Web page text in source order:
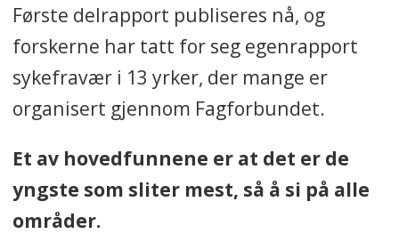
Første delrapport publiseres nå, og
forskerne har tatt for seg egenrapport
sykefravær i 13 yrker, der mange er
organisert gjennom Fagforbundet.
Et av hovedfunnene er at det er de
yngste som sliter mest, så å si på alle
områder.